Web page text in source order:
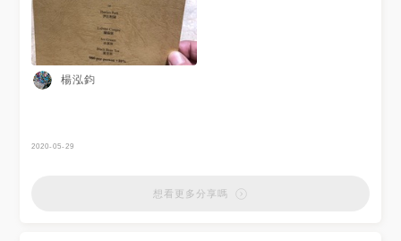
楊泓鈞
2020-05-29
想看更多分享嗎